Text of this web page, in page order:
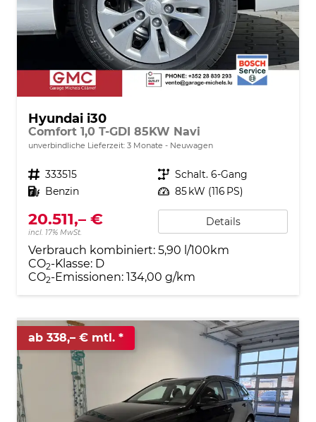
Hyundai i30
Comfort 1,0 T-GDI 85KW Navi
unverbindliche Lieferzeit: 3 Monate Neuwagen
Fahrzeugnr. 333515 Getriebe Schalt. 6-Gang
Kraftstoff Benzin Leistung 85 kW (116 PS)
20.511,– €
incl. 17% MwSt.
Details
Verbrauch kombiniert: 5,90 l/100km
CO2-Klasse: D
CO2-Emissionen: 134,00 g/km
ab 338,– € mtl.